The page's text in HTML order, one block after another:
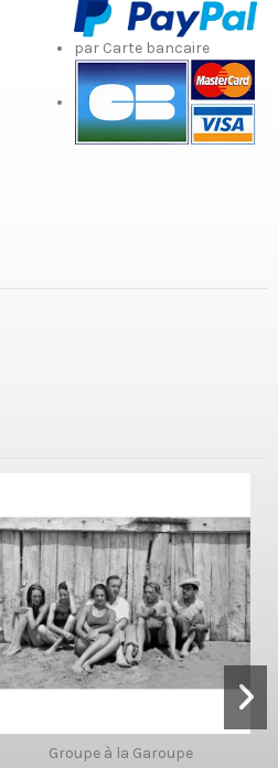
par Carte bancaire
Groupe à la Garoupe